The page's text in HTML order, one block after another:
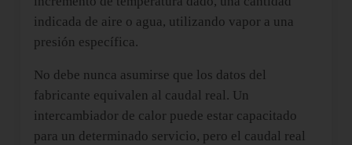
indicada de aire o agua, utilizando vapor a una
presión específica.
No debe nunca asumirse que los datos del
fabricante equivalen al caudal real. Un
intercambiador de calor puede estar capacitado
para un determinado servicio, pero el caudal real